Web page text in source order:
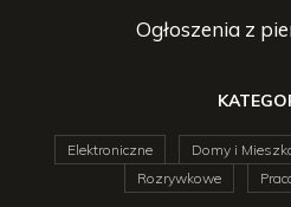
Ogłoszenia z
Elektroniczne Domy i
Rozrywkowe